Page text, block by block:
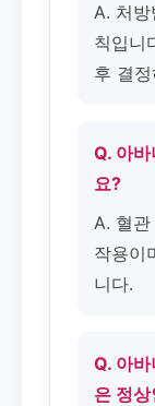
A. 처방
칙입니
후 결
Q. 아
요?
A. 혈
작용이
니다.
Q. 아
은 정